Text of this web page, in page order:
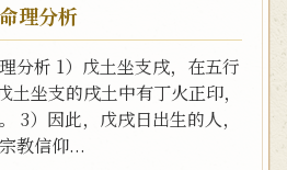
理分析
分析 1）戊土坐支戌，在五行
坐支的戌土中有丁火正印，
3）因此，戊戌日出生的人，
教信仰...